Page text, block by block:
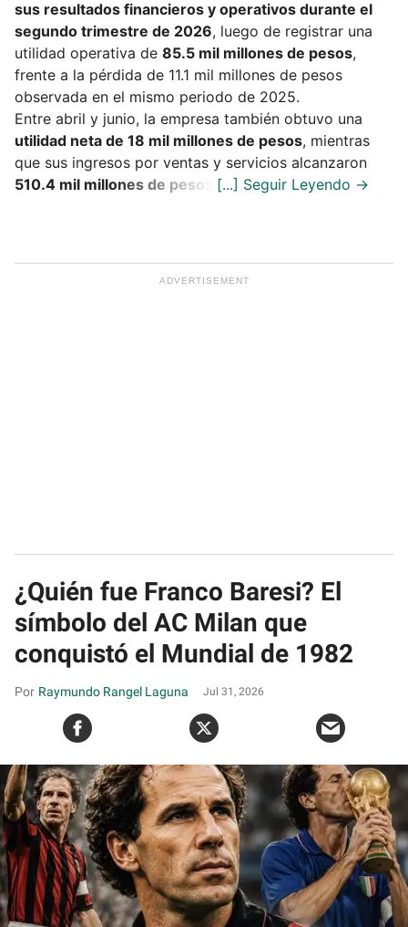
sus resultados financieros y operativos durante el
segundo trimestre de 2026, luego de registrar una
utilidad operativa de 85.5 mil millones de pesos,
frente a la pérdida de 11.1 mil millones de pesos
observada en el mismo periodo de 2025.
Entre abril y junio, la empresa también obtuvo una
utilidad neta de 18 mil millones de pesos, mientras
que sus ingresos por ventas y servicios alcanzaron
510.4 mil millones de pesos
¿Quién fue Franco Baresi? El
símbolo del AC Milan que
conquistó el Mundial de 1982
Raymundo Rangel Laguna Jul 31, 2026